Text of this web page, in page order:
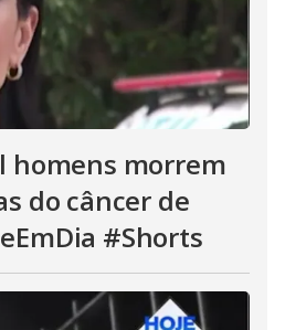
homens morrem
do câncer de
#Shorts